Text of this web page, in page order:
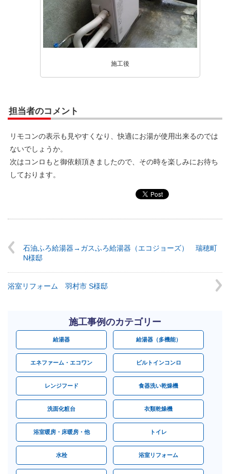
施工後
担当者のコメント
リモコンの表示も見やすくなり、快適にお湯が使用出来るのでは
ないでしょうか。
次はコンロもと御依頼頂きましたので、その時を楽しみにお待ち
しております。
石油ふろ給湯器→ガスふろ給湯器（エコジョーズ） 瑞穂町
N様邸
浴室リフォーム 羽村市 S様邸
施工事例のカテゴリー
給湯器 給湯器（多機能）
エネファーム・エコワン ビルトインコンロ
レンジフード 食器洗い乾燥機
洗面化粧台 衣類乾燥機
浴室暖房・床暖房・他 トイレ
水栓 浴室リフォーム